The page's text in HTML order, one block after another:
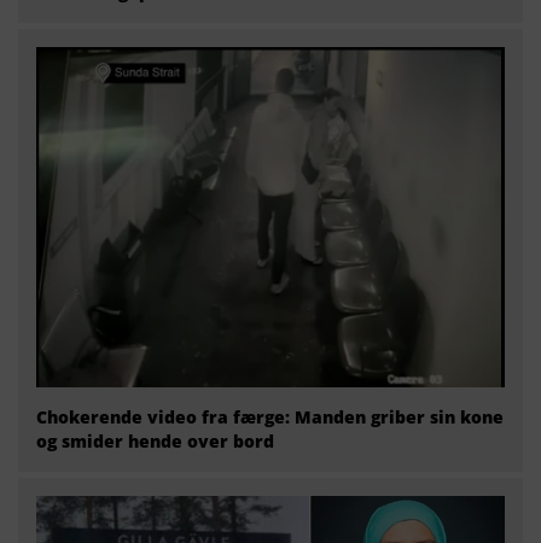
Chokerende video fra færge: Manden griber sin kone
og smider hende over bord